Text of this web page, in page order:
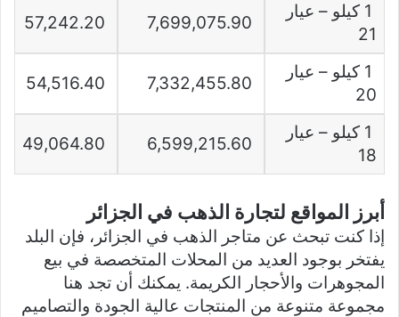
1 كيلو – عيار
21
1 كيلو – عيار
20
1 كيلو – عيار
18
أبرز المواقع لتجارة الذهب في الجزائر
إذا كنت تبحث عن متاجر الذهب في الجزائر، فإن البلد
يفتخر بوجود العديد من المحلات المتخصصة في بيع
المجوهرات والأحجار الكريمة. يمكنك أن تجد هنا
مجموعة متنوعة من المنتجات عالية الجودة والتصاميم